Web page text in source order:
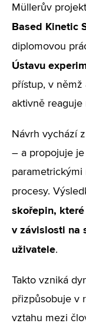
Müllerův projekt
Based Kinetic
diplomovou
Ústavu
přístup, v němž
aktivně
Návrh vychází
– a propojuje
procesy.
skořepin,
v závislosti na
uživatele.
Takto vzniká
přizpůsobuje v
vztahu mezi